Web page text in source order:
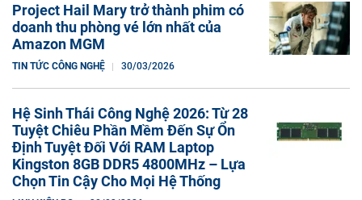
Project Hail Mary trở thành phim có
doanh thu phòng vé lớn nhất của
Amazon MGM
TIN TỨC CÔNG NGHỆ 30/03/2026
Hệ Sinh Thái Công Nghệ 2026: Từ 28
Tuyệt Chiêu Phần Mềm Đến Sự Ổn
Định Tuyệt Đối Với RAM Laptop
Kingston 8GB DDR5 4800MHz – Lựa
Chọn Tin Cậy Cho Mọi Hệ Thống